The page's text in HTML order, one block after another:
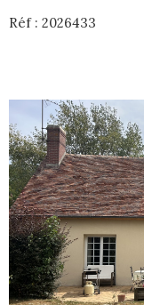
Réf : 2026433